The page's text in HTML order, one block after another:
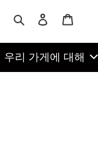
우리 가게에 대해
찾다 로그인